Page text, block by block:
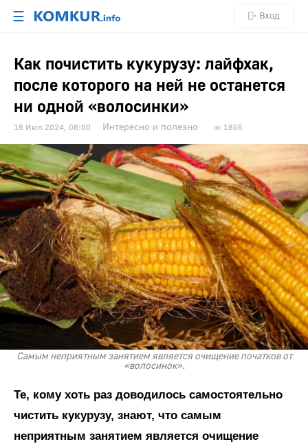
☰ Вход
Как почистить кукурузу: лайфхак,
после которого на ней не останется
ни одной «волосинки»
18 Июл 2024, 08:00 Интересно и полезно 1866
Самым неприятным занятием является очищение початков от
«волосинок».
Те, кому хоть раз доводилось самостоятельно
чистить кукурузу, знают, что самым
неприятным занятием является очищение